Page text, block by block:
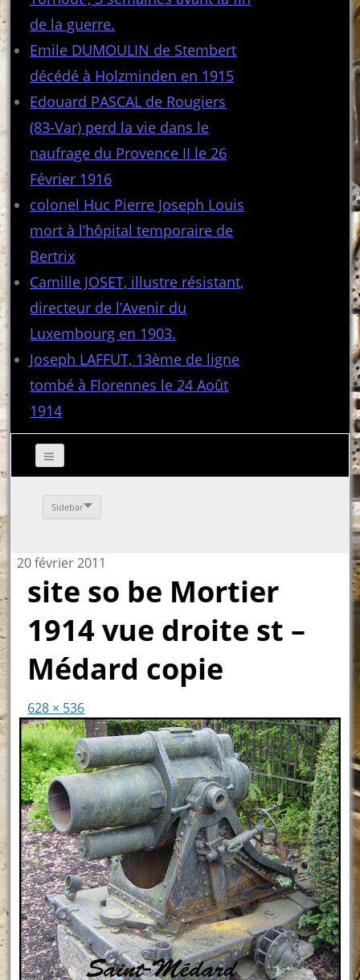
de la guerre.
Emile DUMOULIN de Stembert
décédé à Holzminden en 1915
Edouard PASCAL de Rougiers
(83-Var) perd la vie dans le
naufrage du Provence II le 26
Février 1916
colonel Huc Pierre Joseph Louis
mort à l’hôpital temporaire de
Bertrix
Camille JOSET, illustre résistant,
directeur de l’Avenir du
Luxembourg en 1903.
Joseph LAFFUT, 13ème de ligne
tombé à Florennes le 24 Août
1914
Sidebar
20 février 2011
site so be Mortier
1914 vue droite st –
Médard copie
628 × 536